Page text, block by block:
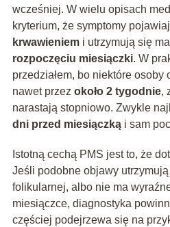
wcześniej. W wielu opisach
kryterium, że symptomy
krwawieniemi utrzymują się
rozpoczęciu miesiączki. W
przedziałem, bo niektóre
nawet przez około 2 tygodnie,
narastają stopniowo. Zwykle
dni przed miesiączkąi sam
Istotną cechą PMS jest to, że
Jeśli podobne objawy
folikularnej, albo nie ma
miesiączce, diagnostyka
częściej podejrzewa się na